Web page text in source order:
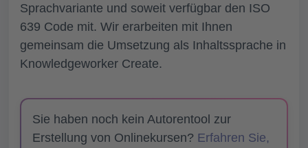
Sprachvariante und soweit verfügbar den ISO
639 Code mit. Wir erarbeiten mit Ihnen
gemeinsam die Umsetzung als Inhaltssprache in
Knowledgeworker Create.
Sie haben noch kein Autorentool zur
Erstellung von Onlinekursen? Erfahren Sie,